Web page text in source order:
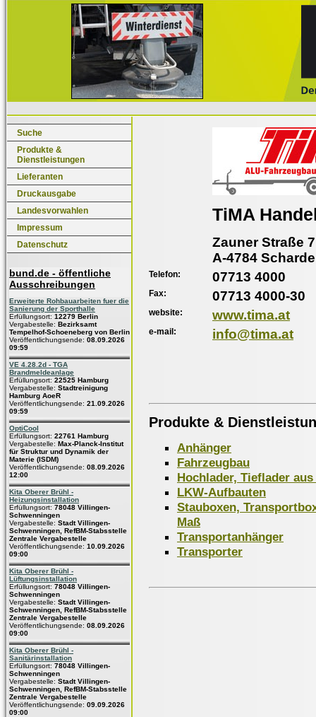
Suche
Produkte &
Dienstleistungen
Lieferanten
Druckausgabe
Landesvorwahlen
Impressum
Datenschutz
bund.de - öffentliche
Ausschreibungen
Erweiterte Rohbauarbeiten fuer die
Sanierung der Sporthalle
Erfüllungsort: 12279 Berlin
Vergabestelle: Bezirksamt
Tempelhof-Schoeneberg von Berlin
Veröffentlichungsende: 08.09.2026
09:59
VE 4.28.2d - TGA
Brandmeldeanlage
Erfüllungsort: 22525 Hamburg
Vergabestelle: Stadtreinigung
Hamburg AoeR
Veröffentlichungsende: 21.09.2026
09:59
OptiCool
Erfüllungsort: 22761 Hamburg
Vergabestelle: Max-Planck-Institut
für Struktur und Dynamik der
Materie (ISDM)
Veröffentlichungsende: 08.09.2026
12:00
Kita Oberer Brühl -
Heizungsinstallation
Erfüllungsort: 78048 Villingen-
Schwenningen
Vergabestelle: Stadt Villingen-
Schwenningen, RefBM-Stabsstelle
Zentrale Vergabestelle
Veröffentlichungsende: 10.09.2026
09:00
Kita Oberer Brühl -
Lüftungsinstallation
Erfüllungsort: 78048 Villingen-
Schwenningen
Vergabestelle: Stadt Villingen-
Schwenningen, RefBM-Stabsstelle
Zentrale Vergabestelle
Veröffentlichungsende: 08.09.2026
09:00
Kita Oberer Brühl -
Sanitärinstallation
Erfüllungsort: 78048 Villingen-
Schwenningen
Vergabestelle: Stadt Villingen-
Schwenningen, RefBM-Stabsstelle
Zentrale Vergabestelle
Veröffentlichungsende: 09.09.2026
09:00
TiMA
Zauner Straße 7
A-4784
Telefon: 07713 4000
Fax: 07713 4000-30
website: www.tima.at
e-mail: info@tima.at
Produkte &
Anhänger
Fahrzeugbau
Hochlader, Tieflader
LKW-Aufbauten
Stauboxen,
Maß
Transportanhänger
Transporter